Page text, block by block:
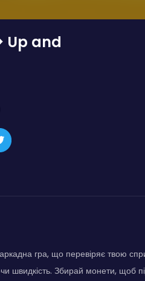
Up and
гра, що перевіряє твою
швидкість. Збирай монети, щоб